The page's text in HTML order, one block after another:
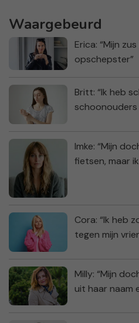
Waargebeurd
Erica: “Mijn
opschepster”
Britt: “Ik heb
schoonouders
Imke: “Mijn
fietsen, maar
Cora: “Ik heb
tegen mijn
Milly: “Mijn
uit haar naam